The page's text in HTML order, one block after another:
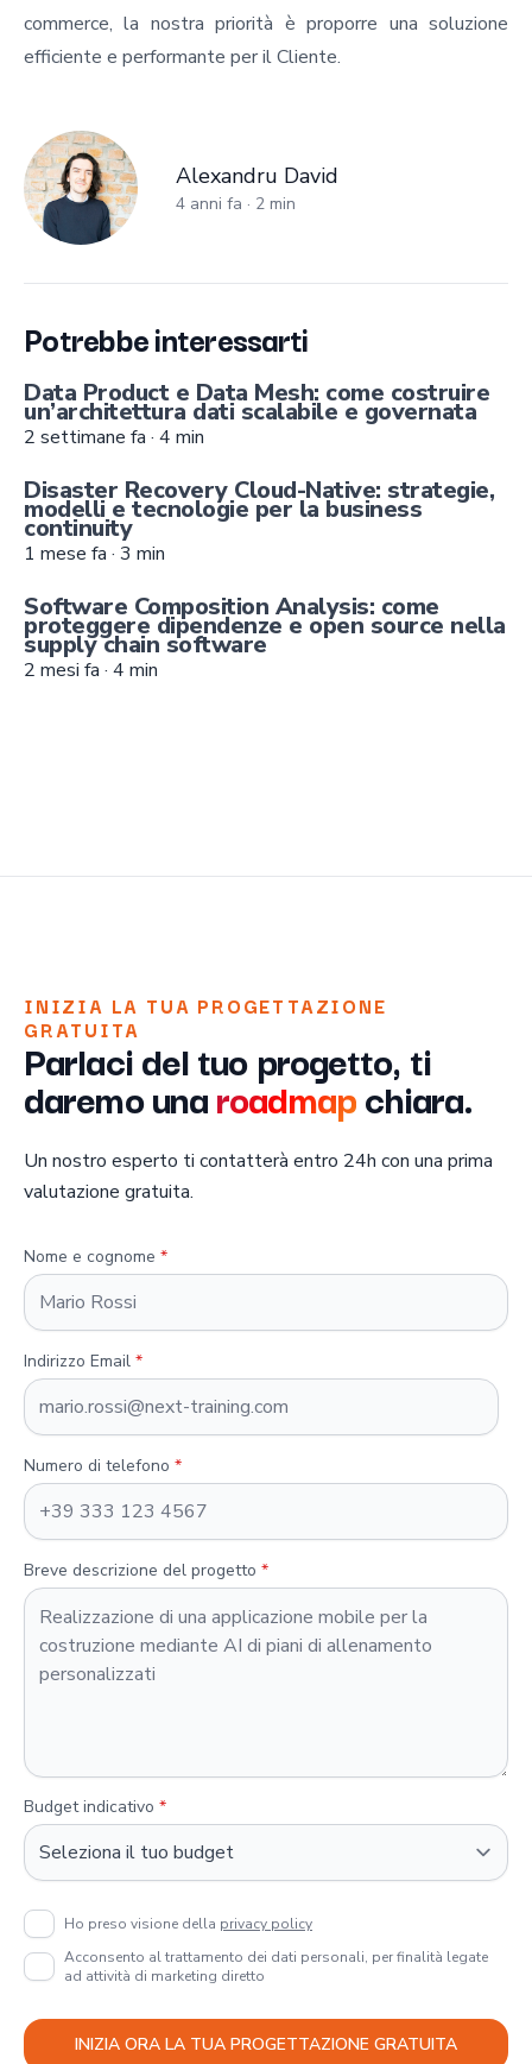
commerce, la nostra priorità è proporre una soluzione
efficiente e performante per il Cliente.
Alexandru David
Alexandru David
4 anni fa · 2 min
Potrebbe interessarti
Data Product e Data Mesh: come costruire
un’architettura dati scalabile e governata
2 settimane fa · 4 min
Disaster Recovery Cloud-Native: strategie,
modelli e tecnologie per la business
continuity
1 mese fa · 3 min
Software Composition Analysis: come
proteggere dipendenze e open source nella
supply chain software
2 mesi fa · 4 min
INIZIA LA TUA PROGETTAZIONE
GRATUITA
Parlaci del tuo progetto, ti
daremo unaroadmapchiara.
Un nostro esperto ti contatterà entro 24h con una prima
valutazione gratuita.
Nome e cognome *
Indirizzo Email *
Numero di telefono *
Breve descrizione del progetto *
Budget indicativo *
Ho preso visione della privacy policy
Acconsento al trattamento dei dati personali, per finalità legate
ad attività di marketing diretto
INIZIA ORA LA TUA PROGETTAZIONE GRATUITA